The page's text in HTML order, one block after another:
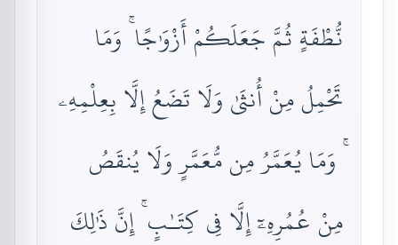
نُّطْفَةٍ ثُمَّ جَعَلَكُمْ أَزْوَٰجًا ۚ وَمَا
تَحْمِلُ مِنْ أُنثَىٰ وَلَا تَضَعُ إِلَّا بِعِلْمِهِۦ
ۚ وَمَا يُعَمَّرُ مِن مُّعَمَّرٍ وَلَا يُنقَصُ
مِنْ عُمُرِهِۦٓ إِلَّا فِى كِتَـٰبٍ ۚ إِنَّ ذَٰلِكَ